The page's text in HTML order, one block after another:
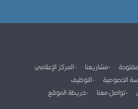
مشاريعنا
المركز الإعلامي
الخصوصية
التوظيف
تواصل معنا خريطة الموقع